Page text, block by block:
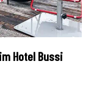
Hotel Bussi